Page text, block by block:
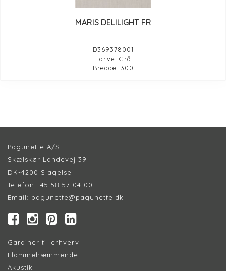
MARIS DELILIGHT FR
D369378001
Farve: Grå
Bredde: 300
Pagunette A/S
Skælskør Landevej 39
DK-4200 Slagelse
Telefon:+45 58 57 04 00
Email: pagunette@pagunette.dk
Gardiner til erhverv
Flammehæmmende
Akustik